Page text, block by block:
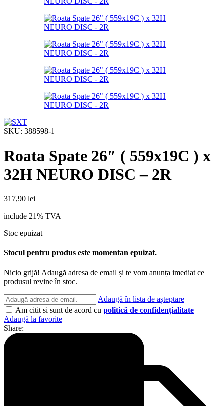
SKU: 388598-1
Roata Spate 26″ ( 559x19C ) x
32H NEURO DISC – 2R
317,90 lei
include 21% TVA
Stoc epuizat
Stocul pentru produs este momentan epuizat.
Nicio grijă! Adaugă adresa de email și te vom anunța imediat ce
produsul revine în stoc.
Adaugă în lista de așteptare
Am citit si sunt de acord cu politică de confidențialitate
Adaugă la favorite
Share: